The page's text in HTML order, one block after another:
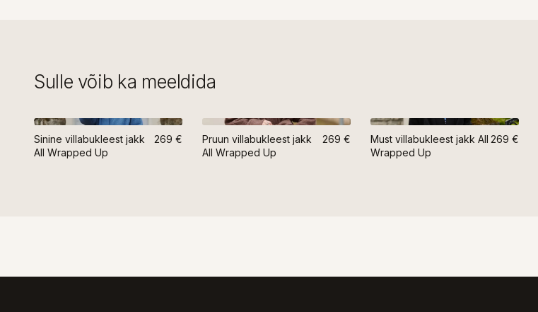
Sulle võib ka meeldida
Sinine villabukleest jakk
All Wrapped Up
269 €
Pruun villabukleest jakk
All Wrapped Up
269 €
Must villabukleest jakk All
Wrapped Up
269 €